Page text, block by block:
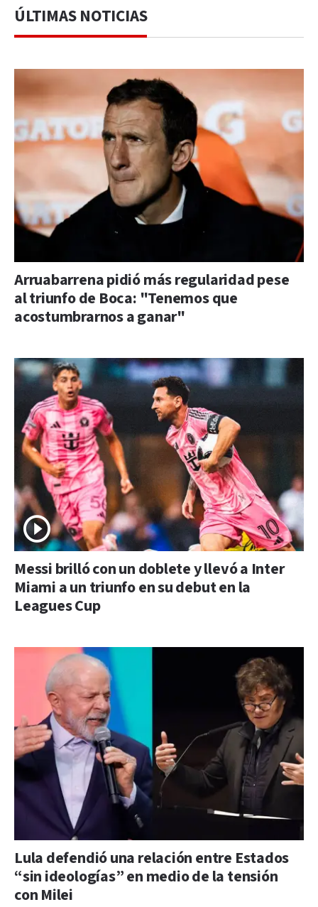
ÚLTIMAS NOTICIAS
Arruabarrena pidió más regularidad pese
al triunfo de Boca: "Tenemos que
acostumbrarnos a ganar"
Messi brilló con un doblete y llevó a Inter
Miami a un triunfo en su debut en la
Leagues Cup
Lula defendió una relación entre Estados
“sin ideologías” en medio de la tensión
con Milei